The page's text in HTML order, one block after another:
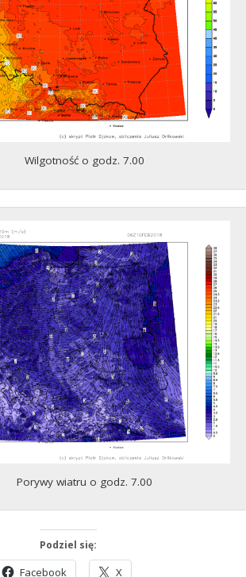
Wilgotność o godz. 7.00
Porywy wiatru o godz. 7.00
Podziel się:
Facebook X